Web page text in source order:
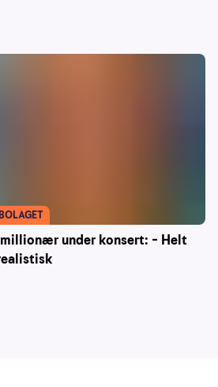
under konsert: – Helt